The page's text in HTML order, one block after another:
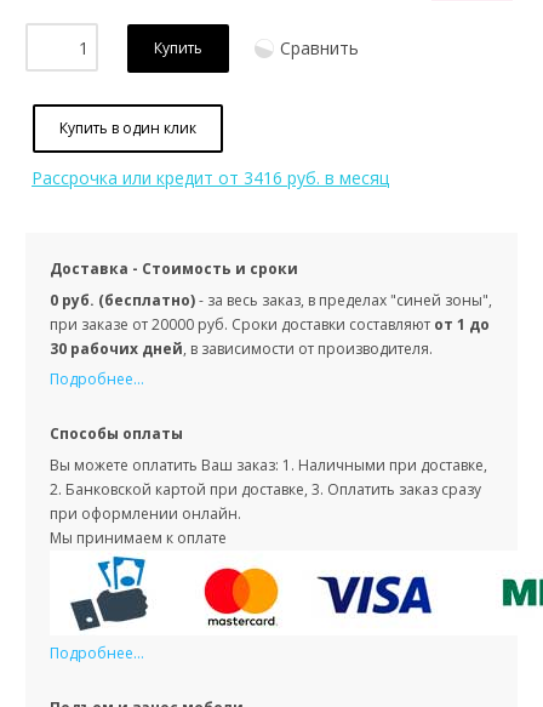
Купить Сравнить
Купить в один клик
Рассрочка или кредит от 3416 руб. в месяц
Доставка - Стоимость и сроки
0 руб. (бесплатно)- за весь заказ, в пределах "синей зоны",
при заказе от 20000 руб. Сроки доставки составляют от 1 до
30 рабочих дней, в зависимости от производителя.
Подробнее...
Способы оплаты
Вы можете оплатить Ваш заказ: 1. Наличными при доставке,
2. Банковской картой при доставке, 3. Оплатить заказ сразу
при оформлении онлайн.
Мы принимаем к оплате
Подробнее...